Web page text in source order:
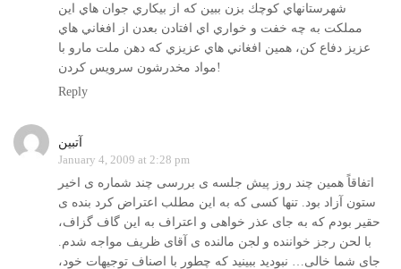
شهرستانهاي كوچك بزن ببين كه از بيكاري جوان هاي اين
مملكت به چه خفت و خواري اي افتادن بعدن از افغاني هاي
عزيز دفاع كن، همين افغاني هاي عزيزي كه دهن ملت مارو با
مواد مخدرشون سرويس كردن!
Reply
آتبین
January 4, 2009 at 2:28 pm
اتفاقاً همین چند روز پیش جلسه ی بررسی چند شماره ی اخیر
ستون آزاد بود. تنها کسی که به این مطلب اعتراض کرد بنده ی
حقیر بودم که به جای عذر خواهی و اعتراف به این گاف گزاف،
با لحن رجز خواننده و لجن مالنده ی آقای ظریف مواجه شدم.
جای شما خالی… نبودید ببینید که چطور با اصناف توجیهات خود،